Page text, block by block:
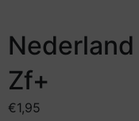
Zf+
€1,95